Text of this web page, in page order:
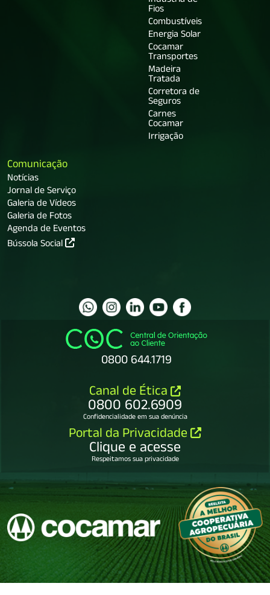
Fios
Combustíveis
Energia Solar
Cocamar
Transportes
Madeira
Tratada
Corretora de
Seguros
Carnes
Cocamar
Irrigação
Comunicação
Notícias
Jornal de Serviço
Galeria de Vídeos
Galeria de Fotos
Agenda de Eventos
Bússola Social
0800 644.1719
Canal de Ética
0800 602.6909
Confidencialidade em sua denúncia
Portal da Privacidade
Clique e acesse
Respeitamos sua privacidade